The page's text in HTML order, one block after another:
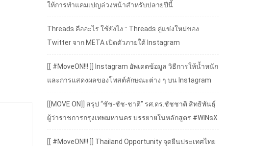
ให้การทำแคมเปญล่วงหน้าสำหรับปลายปีนี้
Threads คืออะไร ใช้ยังไง :: Threads คู่แข่งใหม่ของ
Twitter จาก META เปิดตัวภายใต้ Instagram
[[ #MoveON!!! ]] Instagram อัพเดตข้อมูล วิธีการให้น้ำหนัก
และการแสดงผลของโพสต์ลักษณะต่าง ๆ บน Instagram
[[MOVE ON]] สรุป “ชัช-ชัช-ชาติ” รศ.ดร.ชัชชาติ สิทธิพันธุ์
ผู้ว่าราชการกรุงเทพมหานคร บรรยายในหลักสูตร #WINsX
[[ #MoveON!!! ]] Thailand Opportunity จุดยืนประเทศไทย